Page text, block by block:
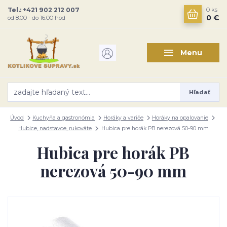
Menu
Hľadať
Tel.: +421 902 212 007
od 8:00 - do 16:00 hod
0 ks
0 €
Úvod Kuchyňa a gastronómia Horáky a variče
Horáky na opalovanie
Hubice, nadstavce, rukoväte
Hubica pre horák PB nerezová 50-90 mm
Hubica pre horák PB
nerezová 50-90 mm